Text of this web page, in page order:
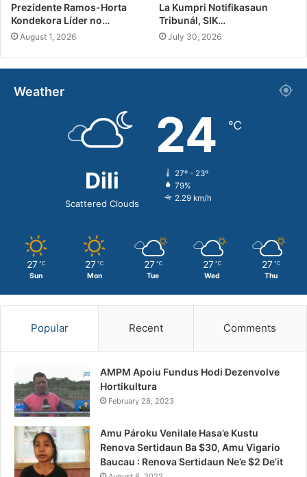
Prezidente Ramos-Horta
Kondekora Líder no…
August 1, 2026
La Kumpri Notifikasaun
Tribunál, SIK…
July 30, 2026
Weather
Dili
Scattered Clouds
24 ℃
27º - 23º
79%
2.29 km/h
27 ℃
Sun
27 ℃
Mon
27 ℃
Tue
27 ℃
Wed
27 ℃
Thu
Popular Recent Comments
AMPM Apoiu Fundus Hodi Dezenvolve
Hortikultura
February 28, 2023
Amu Pároku Venilale Hasa’e Kustu
Renova Sertidaun Ba $30, Amu Vigario
Baucau : Renova Sertidaun Ne’e $2 De’it